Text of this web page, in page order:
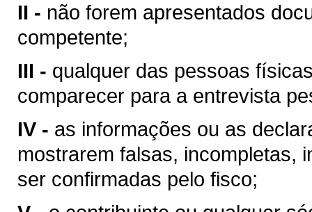
II - não forem apresentados
competente;
III - qualquer das pessoas
comparecer para a entrevista
IV - as informações ou as
mostrarem falsas, incompletas,
ser confirmadas pelo fisco;